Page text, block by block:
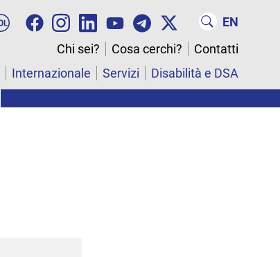
EN
Chi sei?
Cosa cerchi?
Contatti
Internazionale Servizi Disabilità e DSA